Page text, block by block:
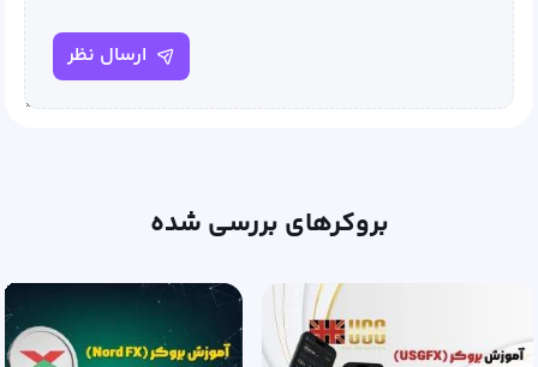
ارسال نظر
بروکرهای بررسی شده